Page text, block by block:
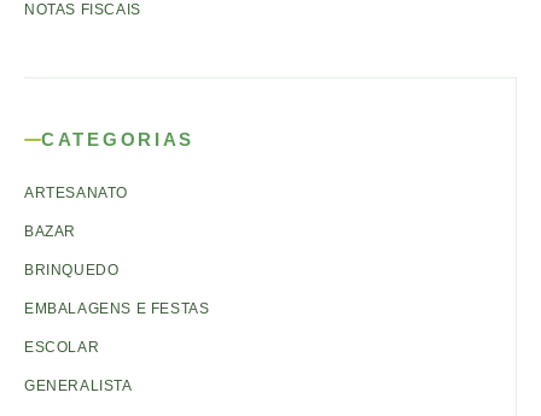
NOTAS FISCAIS
CATEGORIAS
ARTESANATO
BAZAR
BRINQUEDO
EMBALAGENS E FESTAS
ESCOLAR
GENERALISTA